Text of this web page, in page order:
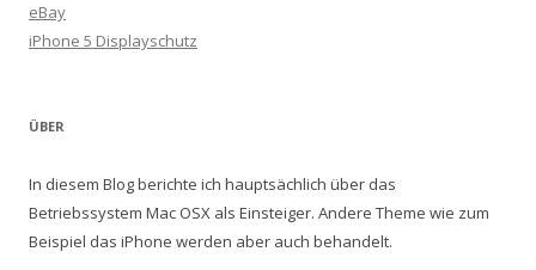
eBay
iPhone 5 Displayschutz
ÜBER
In diesem Blog berichte ich hauptsächlich über das
Betriebssystem Mac OSX als Einsteiger. Andere Theme wie zum
Beispiel das iPhone werden aber auch behandelt.